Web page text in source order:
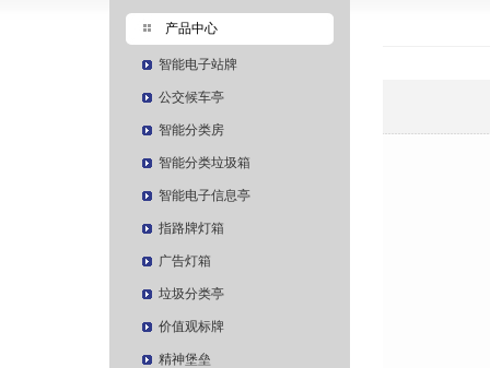
产品中心
智能电子站牌
公交候车亭
智能分类房
智能分类垃圾箱
智能电子信息亭
指路牌灯箱
广告灯箱
垃圾分类亭
价值观标牌
精神堡垒